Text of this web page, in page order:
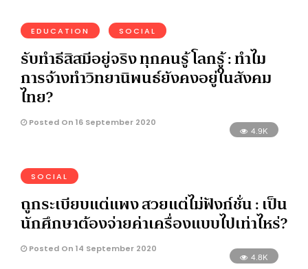
EDUCATION SOCIAL
รับทำธีสิสมีอยู่จริง ทุกคนรู้ โลกรู้ : ทำไม
การจ้างทำวิทยานิพนธ์ยังคงอยู่ในสังคม
ไทย?
Posted On 16 September 2020
4.9K
SOCIAL
ถูกระเบียบแต่แพง สวยแต่ไม่ฟังก์ชั่น : เป็น
นักศึกษาต้องจ่ายค่าเครื่องแบบไปเท่าไหร่?
Posted On 14 September 2020
4.8K